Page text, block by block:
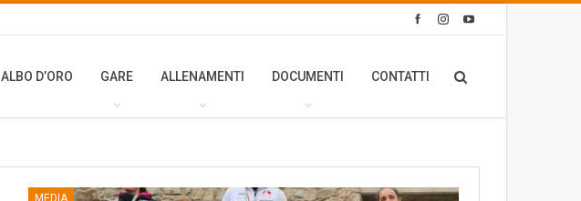
ALBO D’ORO GARE ALLENAMENTI DOCUMENTI CONTATTI
MEDIA